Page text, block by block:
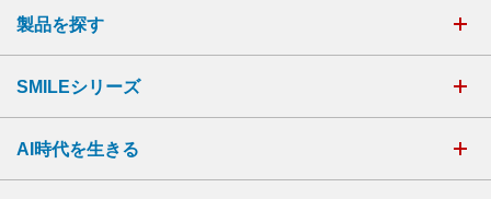
製品を探す
SMILEシリーズ
AI時代を生きる